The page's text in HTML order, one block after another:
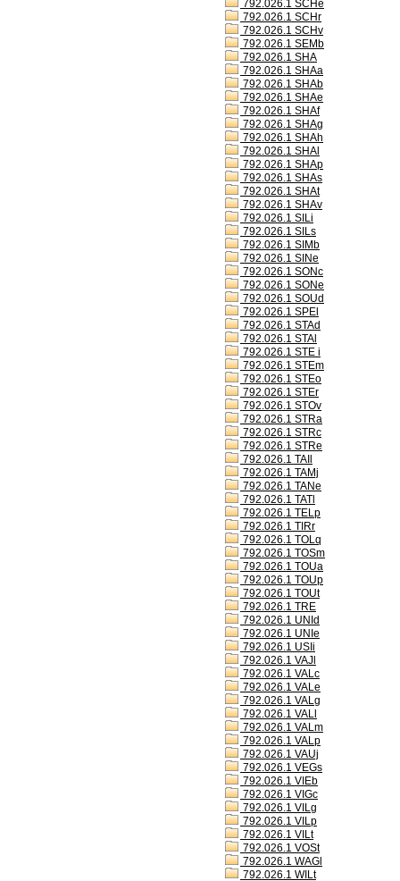
792.026.1 SCHe
792.026.1 SCHr
792.026.1 SCHv
792.026.1 SEMb
792.026.1 SHA
792.026.1 SHAa
792.026.1 SHAb
792.026.1 SHAe
792.026.1 SHAf
792.026.1 SHAg
792.026.1 SHAh
792.026.1 SHAl
792.026.1 SHAp
792.026.1 SHAs
792.026.1 SHAt
792.026.1 SHAv
792.026.1 SILi
792.026.1 SILs
792.026.1 SIMb
792.026.1 SINe
792.026.1 SONc
792.026.1 SONe
792.026.1 SOUd
792.026.1 SPEl
792.026.1 STAd
792.026.1 STAl
792.026.1 STE i
792.026.1 STEm
792.026.1 STEo
792.026.1 STEr
792.026.1 STOv
792.026.1 STRa
792.026.1 STRc
792.026.1 STRe
792.026.1 TAIl
792.026.1 TAMj
792.026.1 TANe
792.026.1 TATl
792.026.1 TELp
792.026.1 TIRr
792.026.1 TOLq
792.026.1 TOSm
792.026.1 TOUa
792.026.1 TOUp
792.026.1 TOUt
792.026.1 TRE
792.026.1 UNId
792.026.1 UNIe
792.026.1 USIi
792.026.1 VAJl
792.026.1 VALc
792.026.1 VALe
792.026.1 VALg
792.026.1 VALl
792.026.1 VALm
792.026.1 VALp
792.026.1 VAUj
792.026.1 VEGs
792.026.1 VIEb
792.026.1 VIGc
792.026.1 VILg
792.026.1 VILp
792.026.1 VILt
792.026.1 VOSt
792.026.1 WAGl
792.026.1 WILt